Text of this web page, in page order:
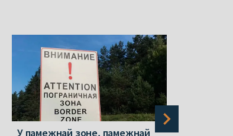
У памежнай зоне, памежнай